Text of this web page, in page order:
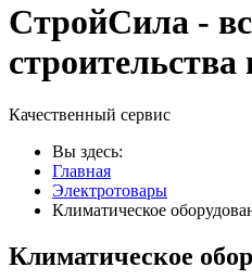
СтройСила -
Качественный сервис
Вы здесь:
Главная
Электротовары
Климатическое
Климатическое